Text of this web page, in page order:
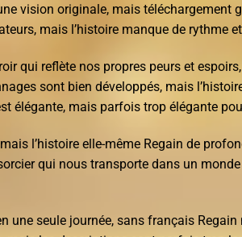
vision originale, mais téléchargement
mais l’histoire manque de rythme
qui reflète nos propres peurs et
sont bien développés, mais
élégante, mais parfois trop élégante
l’histoire elle-même Regain de
qui nous transporte dans un
une seule journée, sans français